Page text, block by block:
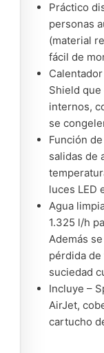
Práctico
personas
(material
fácil de
Shield
internos,
se
Función
salidas de
luces LED
Agua
1.325 l/h
Además
pérdida
suciedad
Incluye –
AirJet,
cartucho